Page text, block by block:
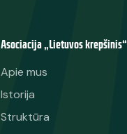
Asociacija „Lietuvos krepšinis“
Apie mus
Istorija
Struktūra